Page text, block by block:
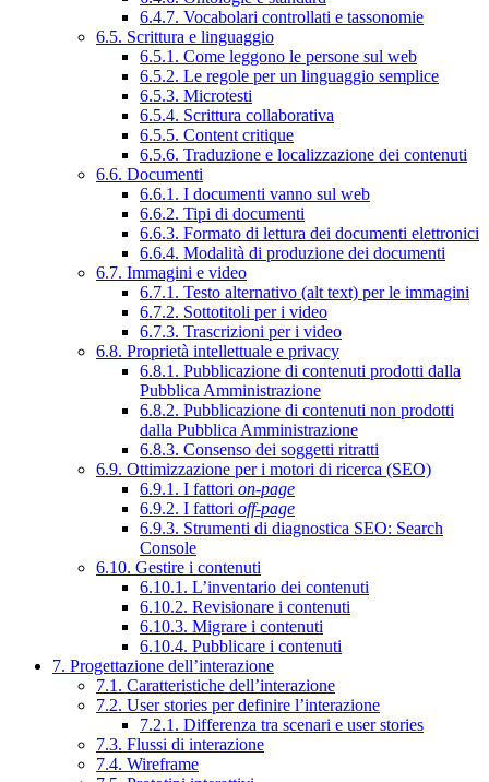
6.4.7. Vocabolari controllati e tassonomie
6.5. Scrittura e linguaggio
6.5.1. Come leggono le persone sul web
6.5.2. Le regole per un linguaggio semplice
6.5.3. Microtesti
6.5.4. Scrittura collaborativa
6.5.5. Content critique
6.5.6. Traduzione e localizzazione dei contenuti
6.6. Documenti
6.6.1. I documenti vanno sul web
6.6.2. Tipi di documenti
6.6.3. Formato di lettura dei documenti elettronici
6.6.4. Modalità di produzione dei documenti
6.7. Immagini e video
6.7.1. Testo alternativo (alt text) per le immagini
6.7.2. Sottotitoli per i video
6.7.3. Trascrizioni per i video
6.8. Proprietà intellettuale e privacy
6.8.1. Pubblicazione di contenuti prodotti dalla
Pubblica Amministrazione
6.8.2. Pubblicazione di contenuti non prodotti
dalla Pubblica Amministrazione
6.8.3. Consenso dei soggetti ritratti
6.9. Ottimizzazione per i motori di ricerca (SEO)
6.9.1. I fattori on-page
6.9.2. I fattori off-page
6.9.3. Strumenti di diagnostica SEO: Search
Console
6.10. Gestire i contenuti
6.10.1. L’inventario dei contenuti
6.10.2. Revisionare i contenuti
6.10.3. Migrare i contenuti
6.10.4. Pubblicare i contenuti
7. Progettazione dell’interazione
7.1. Caratteristiche dell’interazione
7.2. User stories per definire l’interazione
7.2.1. Differenza tra scenari e user stories
7.3. Flussi di interazione
7.4. Wireframe